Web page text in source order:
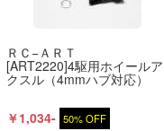
ＲＣ−ＡＲＴ
[ART2220]4駆用ホイールア
クスル（4mmハブ対応）
￥1,034- 50% OFF